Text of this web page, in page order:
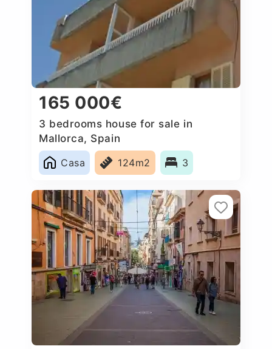
165 000€
3 bedrooms house for sale in
Mallorca, Spain
Casa
124m2 3